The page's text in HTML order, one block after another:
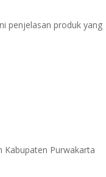
penjelasan produk yang
Kabupaten Purwakarta